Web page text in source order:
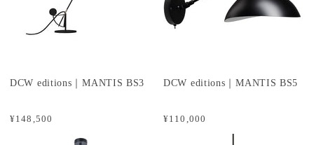
¥148,500
DCW editions｜MANTIS BS3
¥110,000
DCW editions｜MANTIS BS5